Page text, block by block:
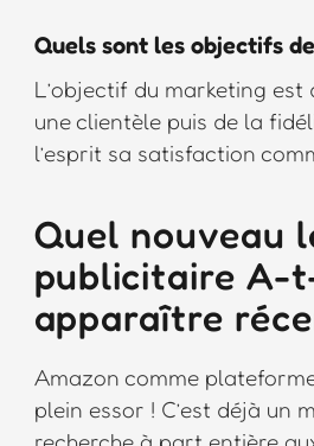
Quels sont les objectifs
L’objectif du marketing est
une clientèle puis de la
l’esprit sa satisfaction
Quel nouveau
publicitaire A-
apparaître
Amazon comme
plein essor ! C’est déjà un